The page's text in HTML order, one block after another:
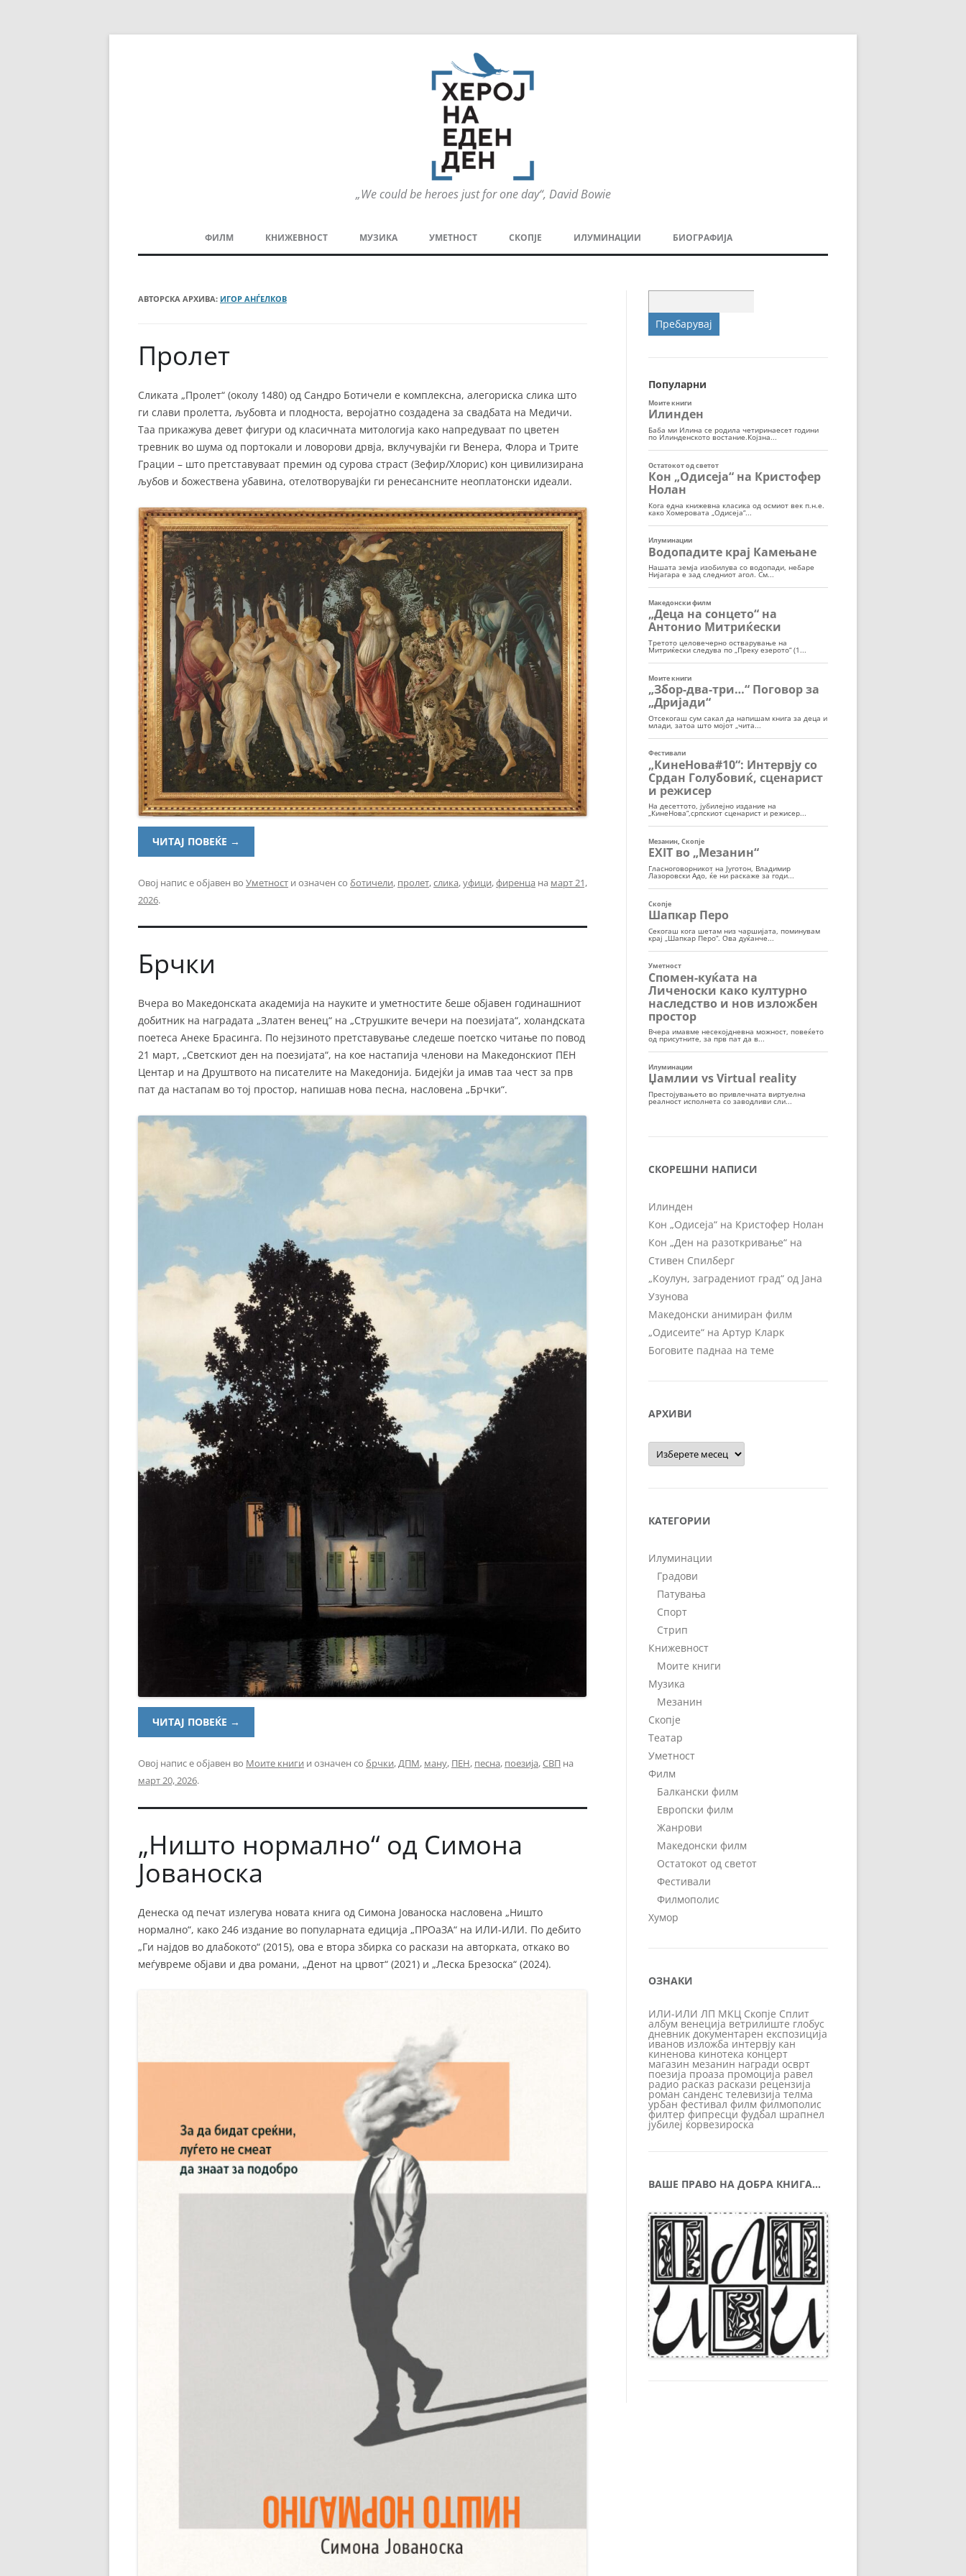
„We could be heroes just for one day“, David Bowie
содржината
ФИЛМ
БАЛКАНСКИ ФИЛМ
ОСТАТОКОТ ОД СВЕТОТ
ФЕСТИВАЛИ
ФИЛМОПОЛИС
КНИЖЕВНОСТ МУЗИКА УМЕТНОСТ СКОПЈЕ ИЛУМИНАЦИИ
СПОРТ
БИОГРАФИЈА
АВТОРСКА АРХИВА: ИГОР АНЃЕЛКОВ
Пролет
Сликата „Пролет“ (околу 1480) од Сандро Ботичели е комплексна, алегориска слика што
ги слави пролетта, љубовта и плодноста, веројатно создадена за свадбата на Медичи.
Таа прикажува девет фигури од класичната митологија како напредуваат по цветен
тревник во шума од портокали и ловорови дрвја, вклучувајќи ги Венера, Флора и Трите
Грации – што претставуваат премин од сурова страст (Зефир/Хлорис) кон цивилизирана
љубов и божествена убавина, отелотворувајќи ги ренесансните неоплатонски идеали.
ЧИТАЈ ПОВЕЌЕ →
Овој напис е објавен во Уметност и означен со ботичели, пролет,слика,уфици,фиренца на март 21,
2026.
Брчки
Вчера во Македонската академија на науките и уметностите беше објавен годинашниот
добитник на наградата „Златен венец“ на „Струшките вечери на поезијата“, холандската
поетеса Анеке Брасинга. По нејзиното претставување следеше поетско читање по повод
21 март, „Светскиот ден на поезијата“, на кое настапија членови на Македонскиот ПЕН
Центар и на Друштвото на писателите на Македонија. Бидејќи ја имав таа чест за прв
пат да настапам во тој простор, напишав нова песна, насловена „Брчки“.
ЧИТАЈ ПОВЕЌЕ →
Овој напис е објавен во Моите книги и означен со брчки,ДПМ, ману, ПЕН, песна, поезија,СВП на
март 20, 2026.
„Ништо нормално“ од Симона
Јованоска
Денеска од печат излегува новата книга од Симона Јованоска насловена „Ништо
нормално“, како 246 издание во популарната едиција „ПРОаЗА“ на ИЛИ-ИЛИ. По дебито
„Ги најдов во длабокото“ (2015), ова е втора збирка со раскази на авторката, откако во
меѓувреме објави и два романи, „Денот на црвот“ (2021) и „Леска Брезоска“ (2024).
за:
Популарни
СКОРЕШНИ НАПИСИ
Илинден
Кон „Одисеја“ на Кристофер Нолан
Кон „Ден на разоткривање“ на
Стивен Спилберг
„Коулун, заградениот град“ од Јана
Узунова
Македонски анимиран филм
„Одисеите“ на Артур Кларк
Боговите паднаа на теме
АРХИВИ
Архиви
КАТЕГОРИИ
Илуминации
Градови
Патувања
Спорт
Стрип
Книжевност
Моите книги
Музика
Мезанин
Скопје
Театар
Уметност
Филм
Балкански филм
Европски филм
Жанрови
Македонски филм
Остатокот од светот
Фестивали
Филмополис
Хумор
ОЗНАКИ
ИЛИ-ИЛИ ЛП МКЦ Скопје Сплит
албум венеција ветрилиште глобус
дневник документарен експозиција
иванов изложба интервју кан
киненова кинотека концерт
магазин мезанин награди осврт
поезија проаза промоција равел
радио расказ раскази рецензија
роман санденс телевизија телма
урбан фестивал филм филмополис
филтер фипресци фудбал шрапнел
јубилеј ќорвезироска
ВАШЕ ПРАВО НА ДОБРА КНИГА…